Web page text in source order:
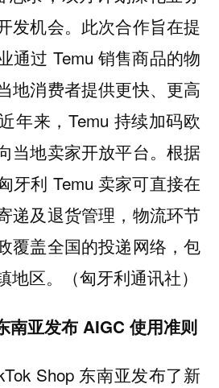
发机会。此次合作旨在提
通过 Temu 销售商品的物
地消费者提供更快、更高
年来，Temu 持续加码欧
当地卖家开放平台。根据
牙利 Temu 卖家可直接在
递及退货管理，物流环节
覆盖全国的投递网络，包
地区。（匈牙利通讯社）
南亚发布 AIGC 使用准则
Shop 东南亚发布了新